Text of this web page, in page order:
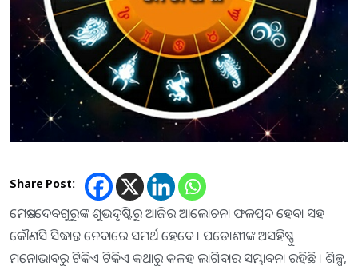
Share Post:
ମେଷ:-ଦେବଗୁରୁଙ୍କ ଶୁଭଦୃଷ୍ଟିରୁ ଆଜିର ଆଲୋଚନା ଫଳପ୍ରଦ ହେବା ସହ
କୌଣସି ସିଦ୍ଧାନ୍ତ ନେବାରେ ସମର୍ଥ ହେବେ । ପଡୋଶୀଙ୍କ ଅସହିଷ୍ଣୁ
ମନୋଭାବରୁ ଟିକିଏ ଟିକିଏ କଥାରୁ କଳହ ଲାଗିବାର ସମ୍ଭାବନା ରହିଛି । ଶିଳ୍ପ,